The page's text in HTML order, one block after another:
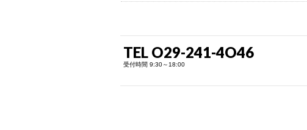
TEL O29-241-4O46
受付時間 9:30～18:00